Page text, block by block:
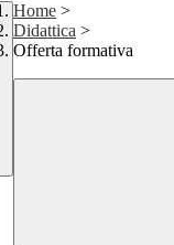
Home >
Didattica >
Offerta formativa